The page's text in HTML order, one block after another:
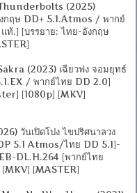
(2025)
งกฤษ DD+ 5.1.Atmos / พากย์
ท้.] [บรรยาย: ไทย-อังกฤษ
(2023) เฉียวฟง จอมยุทธ์
/ พากย์ไทย DD 2.0]
[1080p] [MKV]
วันเปิดโปง ไขปริศนาลวง
5.1 Atmos/ไทย DD 5.1]-
DL.H.264 [พากย์ไทย
[MASTER]